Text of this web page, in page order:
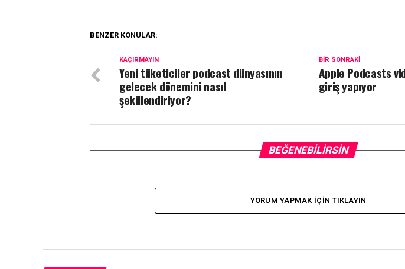
BENZER KONULAR:
BIR SONRAKI
Apple Podcasts
giriş yapıyor
KAÇIRMAYIN
Yeni tüketiciler podcast dünyasının
gelecek dönemini nasıl
şekillendiriyor?
BEĞENEBILIRSIN
YORUM YAPMAK IÇIN TIKLAYIN